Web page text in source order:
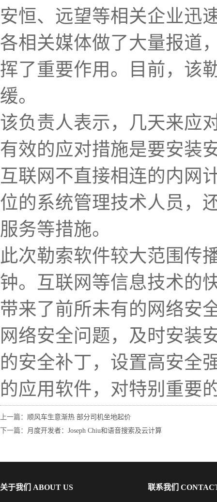
安恒、远望等相关企业迅
各相关媒体做了大量报道
挥了重要作用。目前，该
缓。
该负责人表示，几天来应
有效的应对措施是要安装
互联网不直接相连的内网
位的系统管理技术人员，
服务等措施。
此次勒索软件较大范围传
钟。互联网等信息技术的
带来了前所未有的网络安
网络安全问题，及时安装
的安全补丁，设置高安全
的应用软件，对特别重要
上一篇： 顺风车生意渐热 部分司机坐地起价
下一篇： 月度开发者：Joseph Chiu和语音搜索及云计算
关于我们 ABOUT US 联系我们